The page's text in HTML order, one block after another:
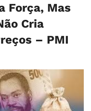
Força, Mas
Cria
– PMI